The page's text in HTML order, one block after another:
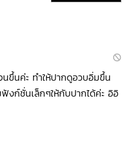
นขึ้นค่ะ ทำให้ปากดูอวบอิ่มขึ้น
ฟังก์ชั่นเล็กๆให้กับปากได้ค่ะ อิอิ